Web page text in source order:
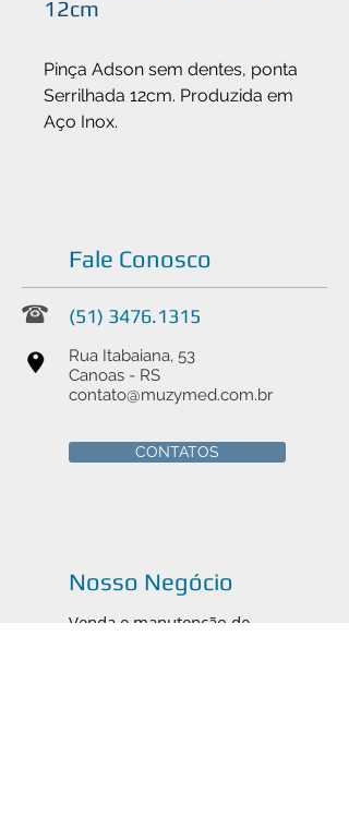
12cm
Pinça Adson sem dentes, ponta
Serrilhada 12cm. Produzida em
Aço Inox.
Fale Conosco
(51) 3476.1315
Rua Itabaiana, 53
Canoas - RS
contato@muzymed.com.br
Nosso Negócio
Venda e manutenção de
CONTATOS